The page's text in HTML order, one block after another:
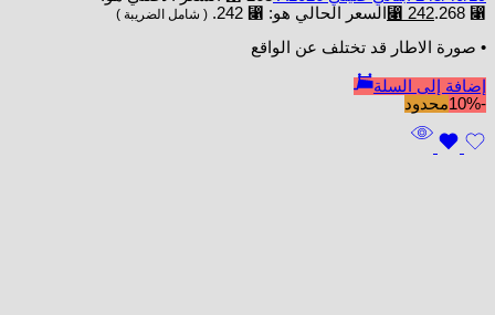
⃁ 268.
⃁ 242 السعر الحالي هو: ⃁ 242. ( شامل الضريبة )
• صورة الاطار قد تختلف عن الواقع
إضافة إلى السلة
-10%
محدود